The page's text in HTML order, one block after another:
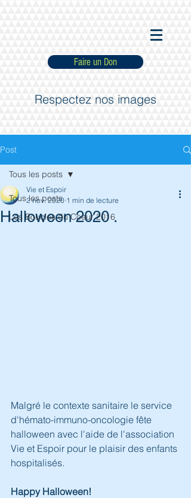
Faire un Don
Respectez nos images
Post
Tous les posts
Les Boucles du Coeur 2016
Tous les posts
Halloween 2020 .
Vie et Espoir
2 nov. 2020 1 min de lecture
Malgré le contexte sanitaire le service
d'hémato-immuno-oncologie fête
halloween avec l'aide de l'association
Vie et Espoir pour le plaisir des enfants
hospitalisés.
Happy Halloween!